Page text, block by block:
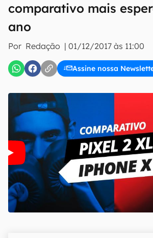
comparativo mais
ano
Por Redação | 01/12/2017 às 11:00
Assine nossa
E-mail
inscreva-se
Uso e Política de Privacidade do